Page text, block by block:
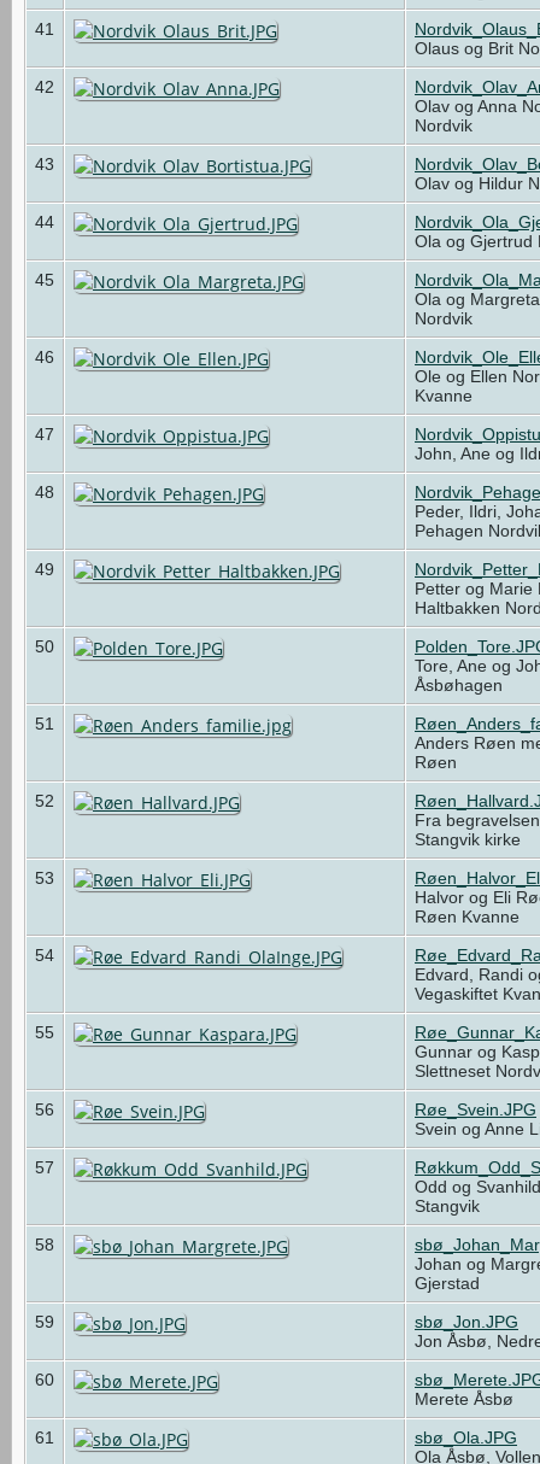
41
Olaus og Brit
42
Olav og Anna
Nordvik
43
Olav og Hildur
44
Ola og
45
Ola og
Nordvik
46
Ole og Ellen
Kvanne
47
John, Ane og
48
Peder, Ildri,
Pehagen
49
Petter og Marie
Haltbakken
50
Tore, Ane og
Åsbøhagen
51
Anders Røen
Røen
52
Fra
Stangvik kirke
53
Halvor og Eli
Røen Kvanne
54
Edvard, Randi
Vegaskiftet
55
Gunnar og
Slettneset
56
Røe_Svein.JPG
Svein og Anne
57
Odd og
Stangvik
58
Johan og
Gjerstad
59
sbø_Jon.JPG
Jon Åsbø,
60
Merete Åsbø
61
sbø_Ola.JPG
Ola Åsbø,